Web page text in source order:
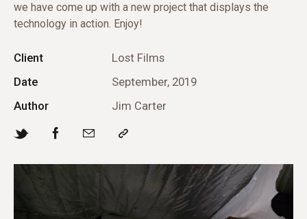
we have come up with a new project that displays the
technology in action. Enjoy!
Client
Lost Films
Date
September, 2019
Author
Jim Carter